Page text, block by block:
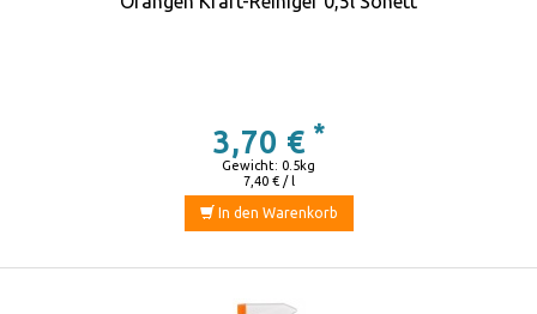
3,70 € *
7,40 € / l
Gewicht: 0.5kg
In den Warenkorb